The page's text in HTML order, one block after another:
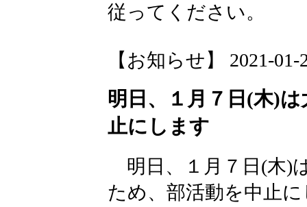
従ってください。
【お知らせ】 2021-01-
明日、１月７日(木)
止にします
明日、１月７日(木)
ため、部活動を中止